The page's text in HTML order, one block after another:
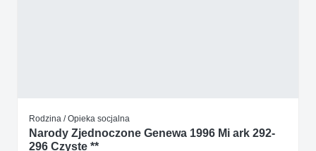
Rodzina / Opieka socjalna
Narody Zjednoczone Genewa 1996 Mi ark 292-
296 Czyste **